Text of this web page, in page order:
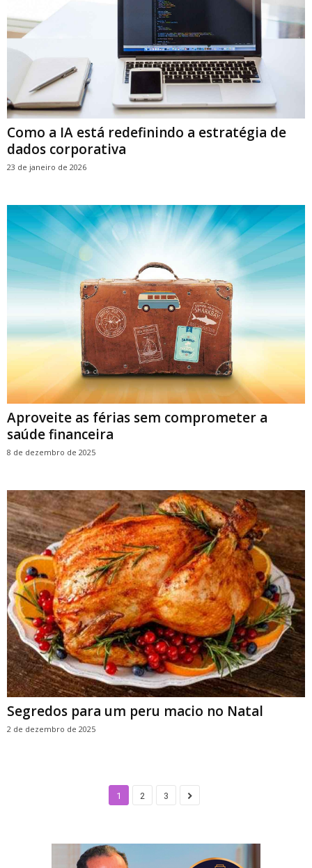
Como a IA está redefinindo a estratégia de
dados corporativa
23 de janeiro de 2026
Aproveite as férias sem comprometer a
saúde financeira
8 de dezembro de 2025
Segredos para um peru macio no Natal
2 de dezembro de 2025
1 2 3